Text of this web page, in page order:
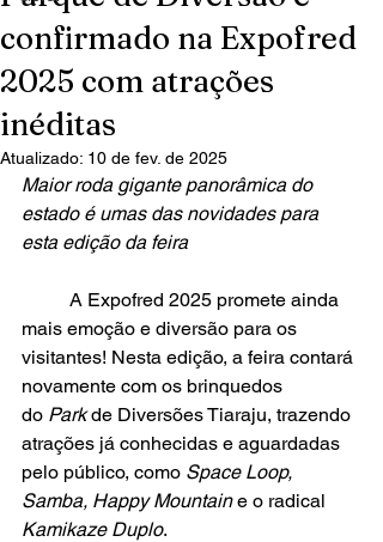
confirmado na Expofred
2025 com atrações
inéditas
Atualizado: 10 de fev. de 2025
Maior roda gigante panorâmica do
estado é umas das novidades para
esta edição da feira
mais emoção e diversão para os
visitantes! Nesta edição, a feira contará
novamente com os brinquedos
do Park de Diversões Tiaraju, trazendo
atrações já conhecidas e aguardadas
pelo público, como Space Loop,
Samba, Happy Mountain e o radical
Kamikaze Duplo.